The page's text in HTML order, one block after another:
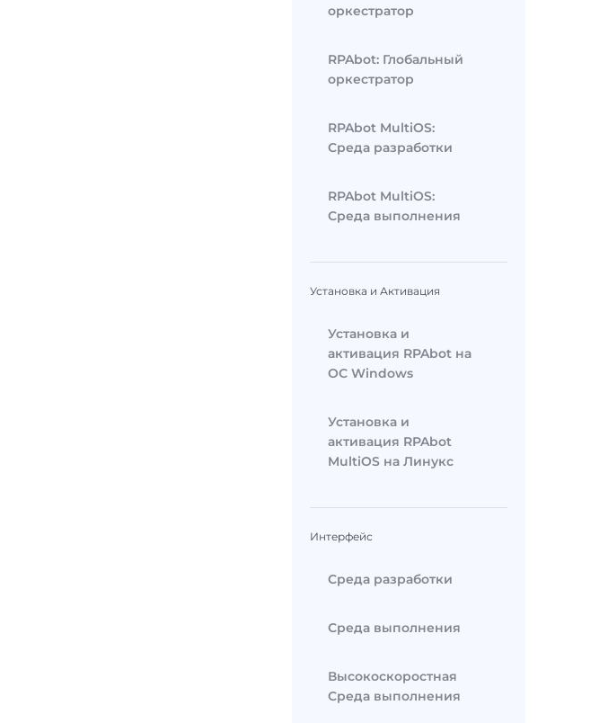
оркестратор
RPAbot: Глобальный
оркестратор
RPAbot MultiOS:
Среда разработки
RPAbot MultiOS:
Среда выполнения
Установка и Активация
Установка и
активация RPAbot на
ОС Windows
Установка и
активация RPAbot
MultiOS на Линукс
Интерфейс
Среда разработки
Среда выполнения
Высокоскоростная
Среда выполнения